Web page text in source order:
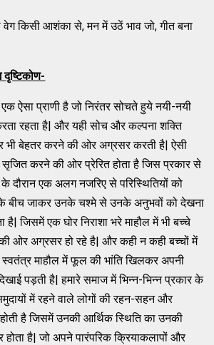
किसी आशंका से, मन में उठें भाव जो, गीत बना
एक ऐसा प्राणी है जो निरंतर सोचते हुये नयी-नयी
रहता है| और यही सोच और कल्पना शक्ति
बेहतर करने की ओर अग्रसर करती है| ऐसी
सृजित करने की ओर प्रेरित होता है जिस प्रकार से
दौरान एक अलग नजरिए से परिस्थितियों को
बीच जाकर उनके चश्मे से उनके अनुभवों को देखना
जिसमें एक घोर निराशा भरे माहौल में भी बच्चे
ओर अग्रसर हो रहे है| और कही न कही बच्चों में
माहौल में फूल की भांति खिलकर अपनी
पड़ती है| हमारे समाज में भिन्न-भिन्न प्रकार के
में रहने वाले लोगों की रहन-सहन और
है जिसमें उनकी आर्थिक स्थिति का उनकी
होता है| जो अपने पारंपरिक क्रियाकलापों और